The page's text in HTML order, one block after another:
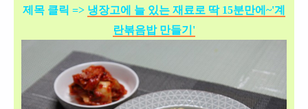
제목 클릭 => 냉장고에 늘 있는 재료로 딱 15분만에~'계
란볶음밥 만들기'